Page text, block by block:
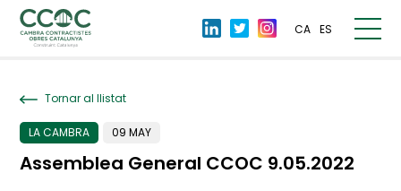
CA ES
Tornar al llistat
LA CAMBRA 09 MAY
Assemblea General CCOC 9.05.2022